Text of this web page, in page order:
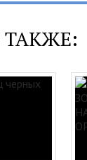
ТАКЖЕ: